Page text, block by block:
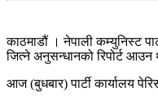
काठमाडौं । नेपाली कम्युनिस्ट
जित्ने अनुसन्धानको रिपोर्ट आउन
आज (बुधबार) पार्टी कार्यालय